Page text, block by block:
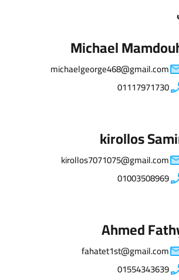
Michael
michaelgeorge468@gmail.com
01117971730
kirollos
kirollos7071075@gmail.com
01003508969
Ahmed
fahatet1st@gmail.com
01554343639